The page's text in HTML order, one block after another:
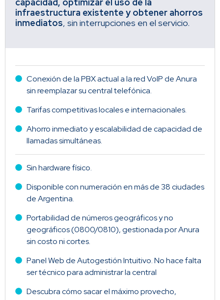
infraestructura existente y obtener ahorros
inmediatos, sin interrupciones en el servicio.
Conexión de la PBX actual a la red VoIP de Anura
sin reemplazar su central telefónica.
Tarifas competitivas locales e internacionales.
Ahorro inmediato y escalabilidad de capacidad de
llamadas simultáneas.
Sin hardware físico.
Disponible con numeración en más de 38 ciudades
de Argentina.
Portabilidad de números geográficos y no
geográficos (0800/0810), gestionada por Anura
sin costo ni cortes.
Panel Web de Autogestión Intuitivo. No hace falta
ser técnico para administrar la central
Descubra cómo sacar el máximo provecho,